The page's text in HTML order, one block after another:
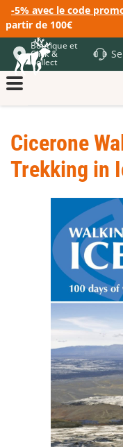
-5% avec le code
partir de 100€
Boutique et
Click &
Collect
Cicerone
Trekking in